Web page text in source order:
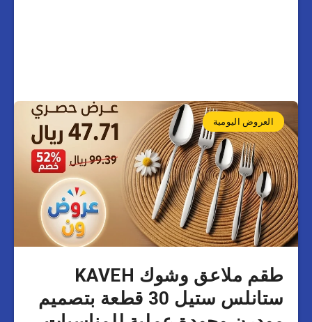
العروض اليومية
طقم ملاعق وشوك KAVEH
ستانلس ستيل 30 قطعة بتصميم